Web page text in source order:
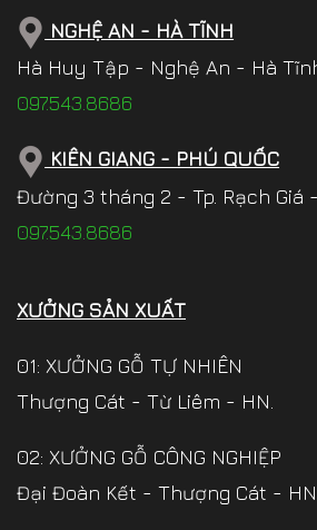
NGHỆ AN - HÀ TĨNH
Hà Huy Tập - Nghệ An - Hà
097.543.8686
KIÊN GIANG - PHÚ QUỐC
Đường 3 tháng 2 - Tp. Rạch Giá -
097.543.8686
XƯỞNG SẢN XUẤT
01: XƯỞNG GỖ TỰ NHIÊN
Thượng Cát - Từ Liêm - HN.
02: XƯỞNG GỖ CÔNG NGHIỆP
Đại Đoàn Kết - Thượng Cát - HN.